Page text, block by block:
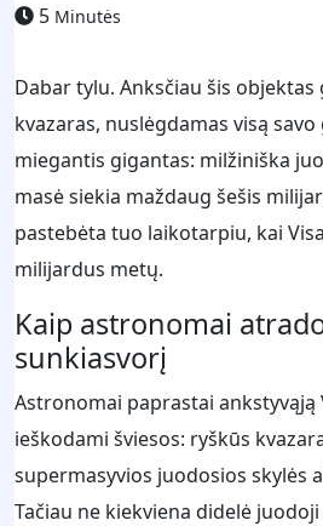
5 Minutės
Dabar tylu. Anksčiau šis objektas
kvazaras, nuslėgdamas visą
miegantis gigantas: milžiniška
masė siekia maždaug šešis
pastebėta tuo laikotarpiu, kai
milijardus metų.
Kaip astronomai
sunkiasvorį
Astronomai paprastai ankstyvąją
ieškodami šviesos: ryškūs
supermasyvios juodosios skylės
Tačiau ne kiekviena didelė